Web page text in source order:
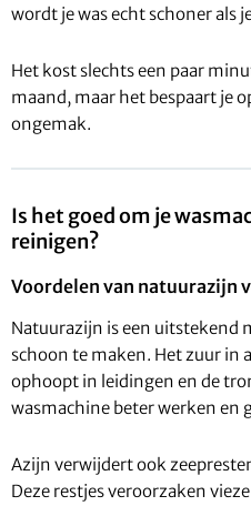
wordt je was echt schoner als
Het kost slechts een paar
maand, maar het bespaart je
ongemak.
Is het goed om je
reinigen?
Voordelen van natuurazijn
Natuurazijn is een uitstekend
schoon te maken. Het zuur in
ophoopt in leidingen en de
wasmachine beter werken en
Azijn verwijdert ook
Deze restjes veroorzaken